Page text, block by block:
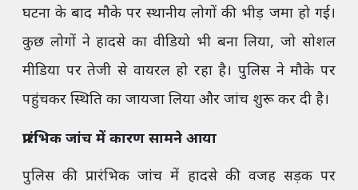
घटना के बाद मौके पर स्थानीय लोगों की भीड़ जमा हो गई।
कुछ लोगों ने हादसे का वीडियो भी बना लिया, जो सोशल
मीडिया पर तेजी से वायरल हो रहा है। पुलिस ने मौके पर
पहुंचकर स्थिति का जायजा लिया और जांच शुरू कर दी है।
प्रारंभिक जांच में कारण सामने आया
पुलिस की प्रारंभिक जांच में हादसे की वजह सड़क पर